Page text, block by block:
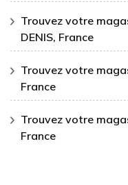
Trouvez votre
DENIS, France
Trouvez votre
France
Trouvez votre
France